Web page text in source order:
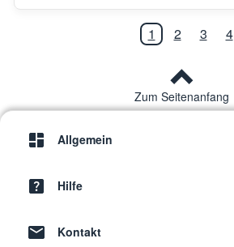
1 2 3 4
Zum Seitenanfang
Allgemein
Hilfe
Kontakt